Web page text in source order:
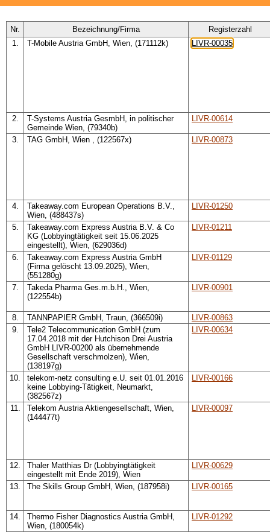
Nr. Bezeichnung/Firma
Registerzahl
1.
T-Mobile Austria GmbH, Wien, (171112k) LIVR-00035
2.
T-Systems Austria GesmbH, in politischer
Gemeinde Wien, (79340b)
LIVR-00614
3. TAG GmbH, Wien , (122567x) LIVR-00873
4.
Takeaway.com European Operations B.V.,
Wien, (488437s)
LIVR-01250
5.
Takeaway.com Express Austria B.V. & Co
KG (Lobbyingtätigkeit seit 15.06.2025
eingestellt), Wien, (629036d)
LIVR-01211
6.
Takeaway.com Express Austria GmbH
(Firma gelöscht 13.09.2025), Wien,
(551280g)
LIVR-01129
7.
Takeda Pharma Ges.m.b.H., Wien,
(122554b)
LIVR-00901
8. TANNPAPIER GmbH, Traun, (366509i)
LIVR-00863
9.
Tele2 Telecommunication GmbH (zum
17.04.2018 mit der Hutchison Drei Austria
GmbH LIVR-00200 als übernehmende
Gesellschaft verschmolzen), Wien,
(138197g)
LIVR-00634
10.
telekom-netz consulting e.U. seit 01.01.2016
keine Lobbying-Tätigkeit, Neumarkt,
(382567z)
LIVR-00166
11.
Telekom Austria Aktiengesellschaft, Wien,
(144477t)
LIVR-00097
12.
Thaler Matthias Dr (Lobbyingtätigkeit
eingestellt mit Ende 2019), Wien
LIVR-00629
13. The Skills Group GmbH, Wien, (187958i) LIVR-00165
14.
Thermo Fisher Diagnostics Austria GmbH,
Wien, (180054k)
LIVR-01292